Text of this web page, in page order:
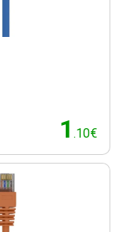
1 .10€